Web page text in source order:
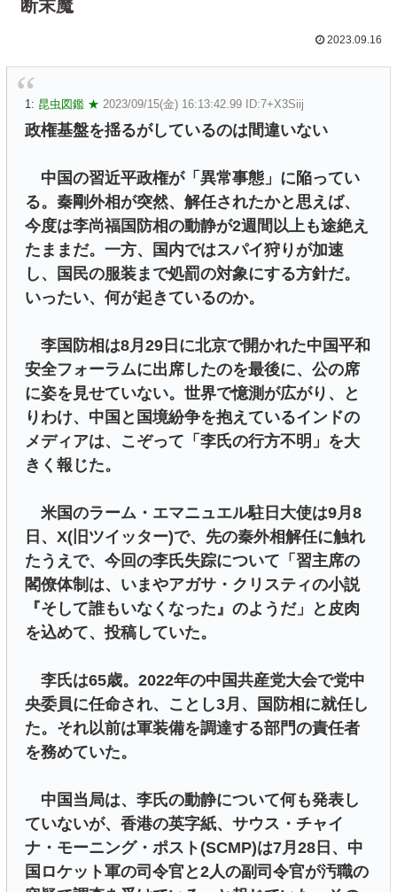
断末魔
2023.09.16
1: 昆虫図鑑 ★ 2023/09/15(金) 16:13:42.99 ID:7+X3Siij
政権基盤を揺るがしているのは間違いない
中国の習近平政権が「異常事態」に陥ってい
る。秦剛外相が突然、解任されたかと思えば、
今度は李尚福国防相の動静が2週間以上も途絶え
たままだ。一方、国内ではスパイ狩りが加速
し、国民の服装まで処罰の対象にする方針だ。
いったい、何が起きているのか。
李国防相は8月29日に北京で開かれた中国平和
安全フォーラムに出席したのを最後に、公の席
に姿を見せていない。世界で憶測が広がり、と
りわけ、中国と国境紛争を抱えているインドの
メディアは、こぞって「李氏の行方不明」を大
きく報じた。
米国のラーム・エマニュエル駐日大使は9月8
日、X(旧ツイッター)で、先の秦外相解任に触れ
たうえで、今回の李氏失踪について「習主席の
閣僚体制は、いまやアガサ・クリスティの小説
『そして誰もいなくなった』のようだ」と皮肉
を込めて、投稿していた。
李氏は65歳。2022年の中国共産党大会で党中
央委員に任命され、ことし3月、国防相に就任し
た。それ以前は軍装備を調達する部門の責任者
を務めていた。
中国当局は、李氏の動静について何も発表し
ていないが、香港の英字紙、サウス・チャイ
ナ・モーニング・ポスト(SCMP)は7月28日、中
国ロケット軍の司令官と2人の副司令官が汚職の